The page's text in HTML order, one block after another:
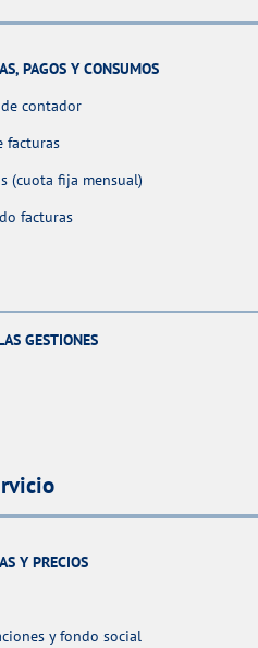
PAGOS Y CONSUMOS
contador
facturas
(cuota fija mensual)
facturas
GESTIONES
Y PRECIOS
y fondo social